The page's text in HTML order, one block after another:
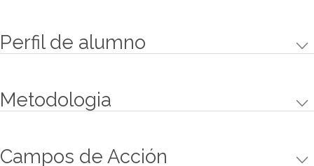
las áreas.
Equipamiento de salón: mesas, sillas, bancos,
boxes y barra. Medidas.
Instalación contra incendios en cocina.